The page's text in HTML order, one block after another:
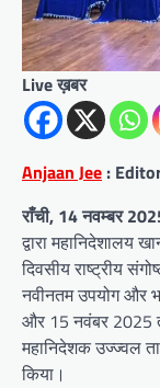
Live ख़बर
Anjaan Jee :
राँची, 14 नवम्बर
द्वारा महानिदेशालय
दिवसीय राष्ट्रीय
नवीनतम उपयोग और
और 15 नवंबर 2025
महानिदेशक उज्ज्वल
किया।